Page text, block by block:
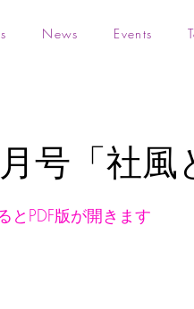
News Events
号「社風
とPDF版が開きます